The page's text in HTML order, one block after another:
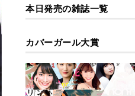
本日発売の雑誌一覧
カバーガール大賞